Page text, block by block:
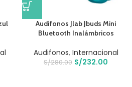
Audífonos Jlab Jbuds Mini
Bluetooth Inalámbricos
Audifonos, Internacional
S/280.00 S/232.00